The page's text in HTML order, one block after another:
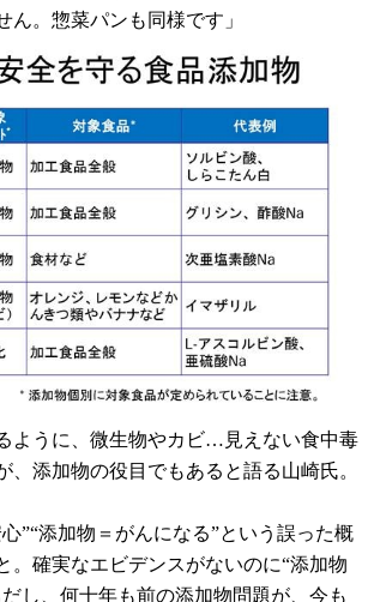
ん。惣菜パンも同様です」
ように、微生物やカビ…見えない食中毒
、添加物の役目でもあると語る山崎氏。
心”“添加物＝がんになる”という誤った概
。確実なエビデンスがないのに“添加物
し、何十年も前の添加物問題が、今も